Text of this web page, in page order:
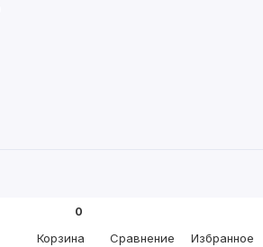
Корзина
0
Сравнение Избранное